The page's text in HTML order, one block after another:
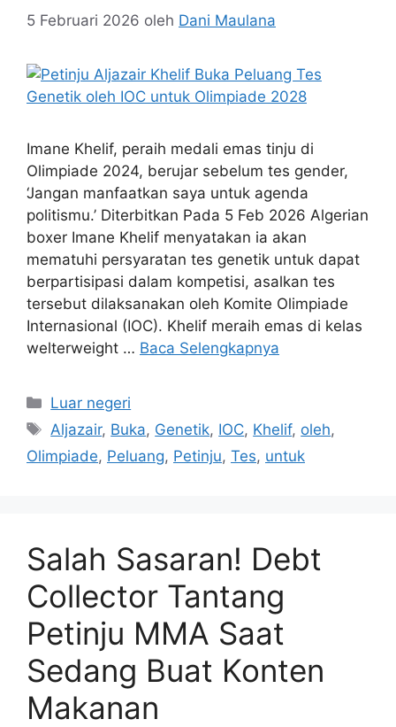
5 Februari 2026 oleh Dani Maulana
Imane Khelif, peraih medali emas tinju di
Olimpiade 2024, berujar sebelum tes gender,
‘Jangan manfaatkan saya untuk agenda
politismu.’ Diterbitkan Pada 5 Feb 2026 Algerian
boxer Imane Khelif menyatakan ia akan
mematuhi persyaratan tes genetik untuk dapat
berpartisipasi dalam kompetisi, asalkan tes
tersebut dilaksanakan oleh Komite Olimpiade
Internasional (IOC). Khelif meraih emas di kelas
welterweight … Baca Selengkapnya
Kategori
Luar negeri
Tag
Aljazair, Buka, Genetik, IOC, Khelif, oleh,
Olimpiade, Peluang, Petinju, Tes, untuk
Salah Sasaran! Debt
Collector Tantang
Petinju MMA Saat
Sedang Buat Konten
Makanan